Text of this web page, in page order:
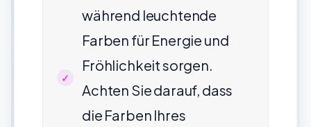
während leuchtende
Farben für Energie und
Fröhlichkeit sorgen.
Achten Sie darauf, dass
die Farben Ihres